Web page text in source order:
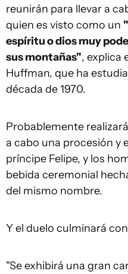
reunirán para llevar a
quien es visto como un
espíritu o dios muy
sus montañas", explica
Huffman, que ha
década de 1970.
Probablemente
a cabo una procesión y
príncipe Felipe, y los
bebida ceremonial
del mismo nombre.
Y el duelo culminará
"Se exhibirá una gran